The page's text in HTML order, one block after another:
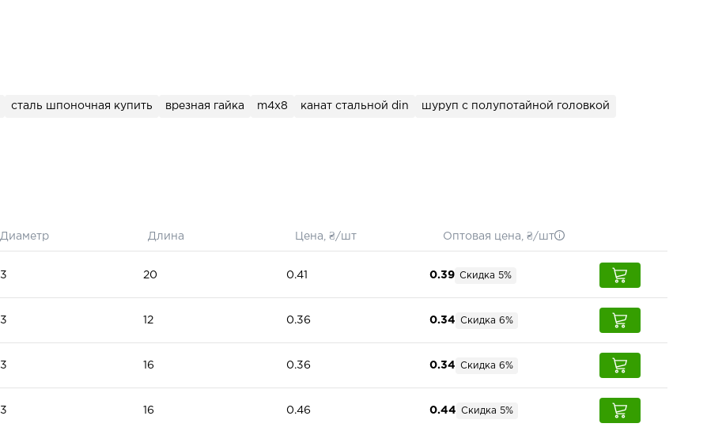
сталь шпоночная купить врезная гайка m4x8 канат стальной din шуруп с полупотайной головкой
Диаметр Длина Цена, ₴/шт Оптовая цена, ₴/шт
3 20 0.41 0.39 Скидка 5%
3 12 0.36 0.34 Скидка 6%
3 16 0.36 0.34 Скидка 6%
3 16 0.46 0.44 Скидка 5%